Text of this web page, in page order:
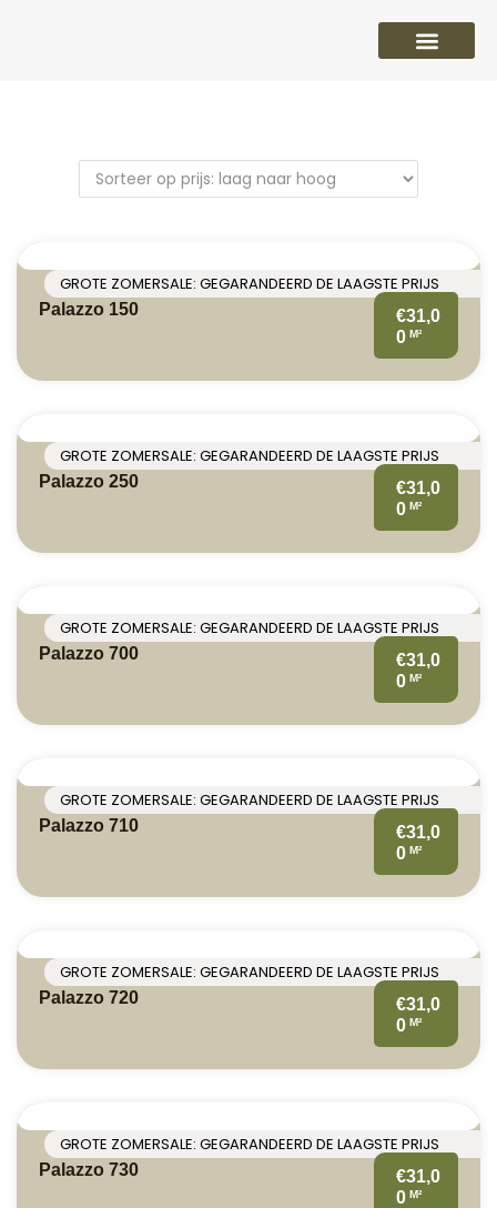
GROTE ZOMERSALE: GEGARANDEERD DE LAAGSTE PRIJS
Palazzo 150
€31,0
0 M²
GROTE ZOMERSALE: GEGARANDEERD DE LAAGSTE PRIJS
Palazzo 250
€31,0
0 M²
GROTE ZOMERSALE: GEGARANDEERD DE LAAGSTE PRIJS
Palazzo 700
€31,0
0 M²
GROTE ZOMERSALE: GEGARANDEERD DE LAAGSTE PRIJS
Palazzo 710
€31,0
0 M²
GROTE ZOMERSALE: GEGARANDEERD DE LAAGSTE PRIJS
Palazzo 720
€31,0
0 M²
GROTE ZOMERSALE: GEGARANDEERD DE LAAGSTE PRIJS
Palazzo 730
€31,0
0 M²